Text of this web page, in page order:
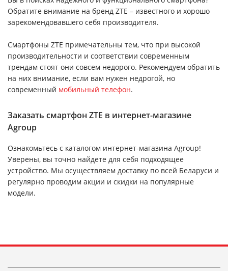
Обратите внимание на бренд ZTE – известного и хорошо
зарекомендовавшего себя производителя.
Смартфоны ZTE примечательны тем, что при высокой
производительности и соответствии современным
трендам стоят они совсем недорого. Рекомендуем обратить
на них внимание, если вам нужен недрогой, но
современный мобильный телефон.
Заказать смартфон ZTE в интернет-магазине
Agroup
Ознакомьтесь с каталогом интернет-магазина Agroup!
Уверены, вы точно найдете для себя подходящее
устройство. Мы осуществляем доставку по всей Беларуси и
регулярно проводим акции и скидки на популярные
модели.